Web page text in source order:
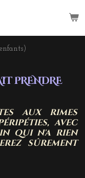
PRENDRE
aux rimes
avec
qui n'a rien
sûrement